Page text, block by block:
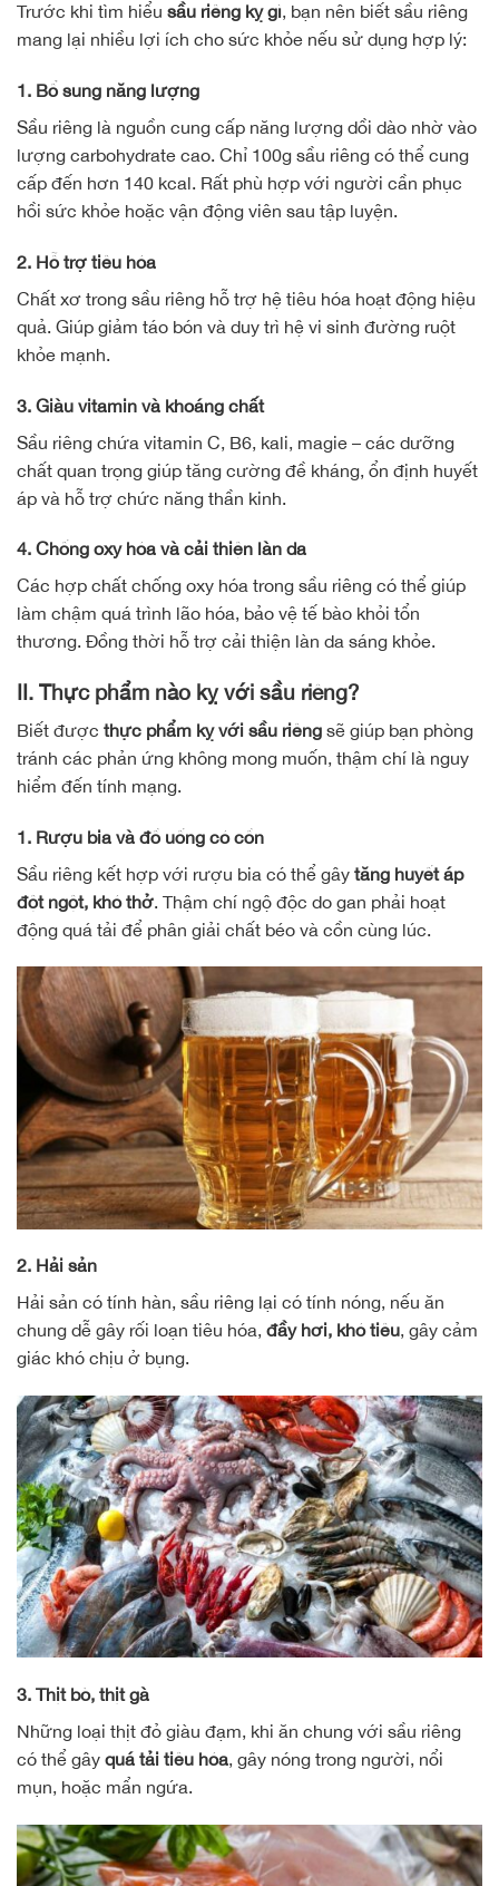
Trước khi tìm hiểu sầu riêng kỵ gì, bạn nên biết sầu riêng
mang lại nhiều lợi ích cho sức khỏe nếu sử dụng hợp lý:
1. Bổ sung năng lượng
Sầu riêng là nguồn cung cấp năng lượng dồi dào nhờ vào
lượng carbohydrate cao. Chỉ 100g sầu riêng có thể cung
cấp đến hơn 140 kcal. Rất phù hợp với người cần phục
hồi sức khỏe hoặc vận động viên sau tập luyện.
2. Hỗ trợ tiêu hóa
Chất xơ trong sầu riêng hỗ trợ hệ tiêu hóa hoạt động hiệu
quả. Giúp giảm táo bón và duy trì hệ vi sinh đường ruột
khỏe mạnh.
3. Giàu vitamin và khoáng chất
Sầu riêng chứa vitamin C, B6, kali, magie – các dưỡng
chất quan trọng giúp tăng cường đề kháng, ổn định huyết
áp và hỗ trợ chức năng thần kinh.
4. Chống oxy hóa và cải thiện làn da
Các hợp chất chống oxy hóa trong sầu riêng có thể giúp
làm chậm quá trình lão hóa, bảo vệ tế bào khỏi tổn
thương. Đồng thời hỗ trợ cải thiện làn da sáng khỏe.
II. Thực phẩm nào kỵ với sầu riêng?
Biết được thực phẩm kỵ với sầu riêng sẽ giúp bạn phòng
tránh các phản ứng không mong muốn, thậm chí là nguy
hiểm đến tính mạng.
1. Rượu bia và đồ uống có cồn
Sầu riêng kết hợp với rượu bia có thể gây tăng huyết áp
đột ngột, khó thở . Thậm chí ngộ độc do gan phải hoạt
động quá tải để phân giải chất béo và cồn cùng lúc.
2. Hải sản
Hải sản có tính hàn, sầu riêng lại có tính nóng, nếu ăn
chung dễ gây rối loạn tiêu hóa, đầy hơi, khó tiêu, gây cảm
giác khó chịu ở bụng.
3. Thịt bò, thịt gà
Những loại thịt đỏ giàu đạm, khi ăn chung với sầu riêng
có thể gây quá tải tiêu hóa, gây nóng trong người, nổi
mụn, hoặc mẩn ngứa.